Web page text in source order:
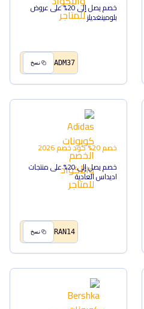
خصم يصل إلى 20% على عروض
بلومينغديلز
ADM37 نسخ
خصم 20% كود خصم2026
خصم يصل إلى 20% على منتجات
اديداس العادية
RAN14 نسخ